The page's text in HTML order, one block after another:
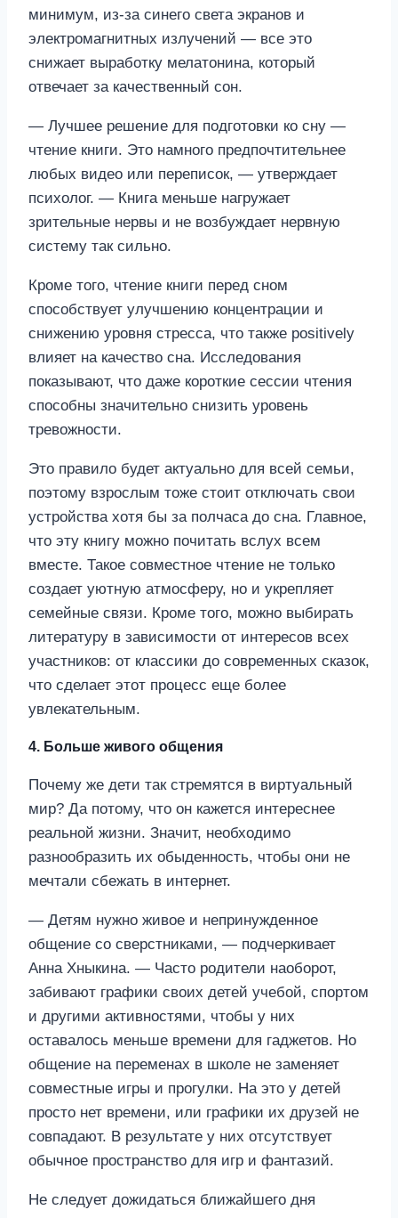
минимум, из-за синего света экранов и
электромагнитных излучений — все это
снижает выработку мелатонина, который
отвечает за качественный сон.
— Лучшее решение для подготовки ко сну —
чтение книги. Это намного предпочтительнее
любых видео или переписок, — утверждает
психолог. — Книга меньше нагружает
зрительные нервы и не возбуждает нервную
систему так сильно.
Кроме того, чтение книги перед сном
способствует улучшению концентрации и
снижению уровня стресса, что также positively
влияет на качество сна. Исследования
показывают, что даже короткие сессии чтения
способны значительно снизить уровень
тревожности.
Это правило будет актуально для всей семьи,
поэтому взрослым тоже стоит отключать свои
устройства хотя бы за полчаса до сна. Главное,
что эту книгу можно почитать вслух всем
вместе. Такое совместное чтение не только
создает уютную атмосферу, но и укрепляет
семейные связи. Кроме того, можно выбирать
литературу в зависимости от интересов всех
участников: от классики до современных сказок,
что сделает этот процесс еще более
увлекательным.
4. Больше живого общения
Почему же дети так стремятся в виртуальный
мир? Да потому, что он кажется интереснее
реальной жизни. Значит, необходимо
разнообразить их обыденность, чтобы они не
мечтали сбежать в интернет.
— Детям нужно живое и непринужденное
общение со сверстниками, — подчеркивает
Анна Хныкина. — Часто родители наоборот,
забивают графики своих детей учебой, спортом
и другими активностями, чтобы у них
оставалось меньше времени для гаджетов. Но
общение на переменах в школе не заменяет
совместные игры и прогулки. На это у детей
просто нет времени, или графики их друзей не
совпадают. В результате у них отсутствует
обычное пространство для игр и фантазий.
Не следует дожидаться ближайшего дня